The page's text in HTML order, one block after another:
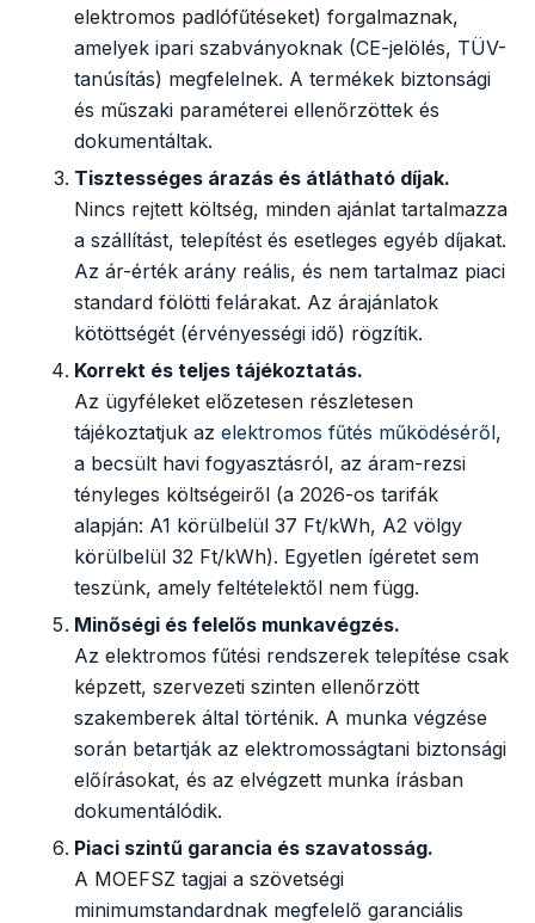
elektromos padlófűtéseket) forgalmaznak,
amelyek ipari szabványoknak (CE-jelölés, TÜV-
tanúsítás) megfelelnek. A termékek biztonsági
és műszaki paraméterei ellenőrzöttek és
dokumentáltak.
Tisztességes árazás és átlátható díjak.
Nincs rejtett költség, minden ajánlat tartalmazza
a szállítást, telepítést és esetleges egyéb díjakat.
Az ár-érték arány reális, és nem tartalmaz piaci
standard fölötti felárakat. Az árajánlatok
kötöttségét (érvényességi idő) rögzítik.
Korrekt és teljes tájékoztatás.
Az ügyféleket előzetesen részletesen
tájékoztatjuk az elektromos fűtés működéséről,
a becsült havi fogyasztásról, az áram-rezsi
tényleges költségeiről (a 2026-os tarifák
alapján: A1 körülbelül 37 Ft/kWh, A2 völgy
körülbelül 32 Ft/kWh). Egyetlen ígéretet sem
teszünk, amely feltételektől nem függ.
Minőségi és felelős munkavégzés.
Az elektromos fűtési rendszerek telepítése csak
képzett, szervezeti szinten ellenőrzött
szakemberek által történik. A munka végzése
során betartják az elektromosságtani biztonsági
előírásokat, és az elvégzett munka írásban
dokumentálódik.
Piaci szintű garancia és szavatosság.
A MOEFSZ tagjai a szövetségi
minimumstandardnak megfelelő garanciális